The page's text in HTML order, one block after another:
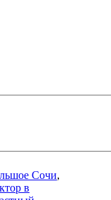
Сочи,
в